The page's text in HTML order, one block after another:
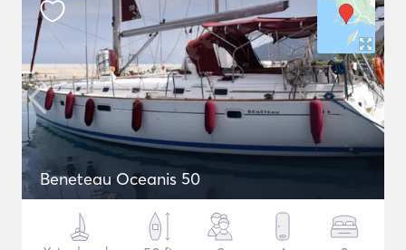
Beneteau Oceanis 50